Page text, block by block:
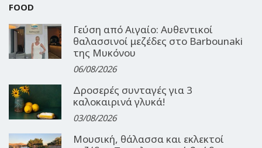
FOOD
Γεύση από Αιγαίο: Αυθεντικοί
θαλασσινοί μεζέδες στο Barbounaki
της Μυκόνου
06/08/2026
Δροσερές συνταγές για 3
καλοκαιρινά γλυκά!
03/08/2026
Μουσική, θάλασσα και εκλεκτοί